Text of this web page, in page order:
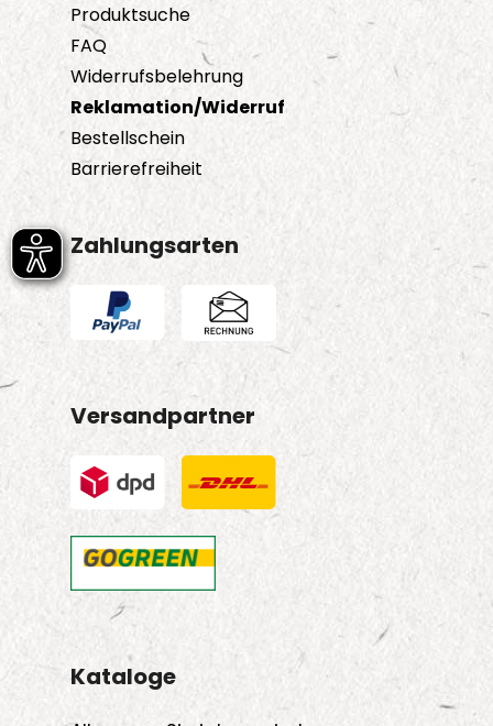
Produktsuche
FAQ
Widerrufsbelehrung
Reklamation/Widerruf
Bestellschein
Barrierefreiheit
Zahlungsarten
Versandpartner
Kataloge